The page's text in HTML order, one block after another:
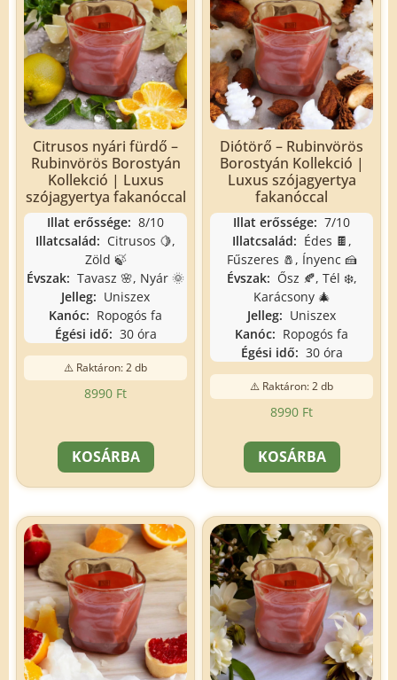
Citrusos nyári fürdő –
Rubinvörös Borostyán
Kollekció | Luxus
szójagyertya fakanóccal
Illat erőssége: 8/10
Illatcsalád: Citrusos 🍋,
Zöld 🍃
Évszak: Tavasz 🌸, Nyár 🌞
Jelleg: Uniszex
Kanóc: Ropogós fa
Égési idő: 30 óra
⚠️ Raktáron: 2 db
8990 Ft
KOSÁRBA
Diótörő – Rubinvörös
Borostyán Kollekció |
Luxus szójagyertya
fakanóccal
Illat erőssége: 7/10
Illatcsalád: Édes 🍫,
Fűszeres 🧂, Ínyenc 🍰
Évszak: Ősz 🍂, Tél ❄️,
Karácsony 🎄
Jelleg: Uniszex
Kanóc: Ropogós fa
Égési idő: 30 óra
⚠️ Raktáron: 2 db
8990 Ft
KOSÁRBA